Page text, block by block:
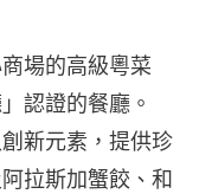
場的高級粵菜
認證的餐廳。
新元素，提供珍
拉斯加蟹餃、和